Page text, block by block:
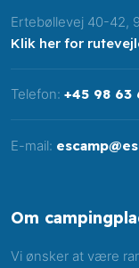
Ertebøllevej 40-42,
Klik her for
Telefon: +45 98 63
E-mail:
Om
Vi ønsker at være